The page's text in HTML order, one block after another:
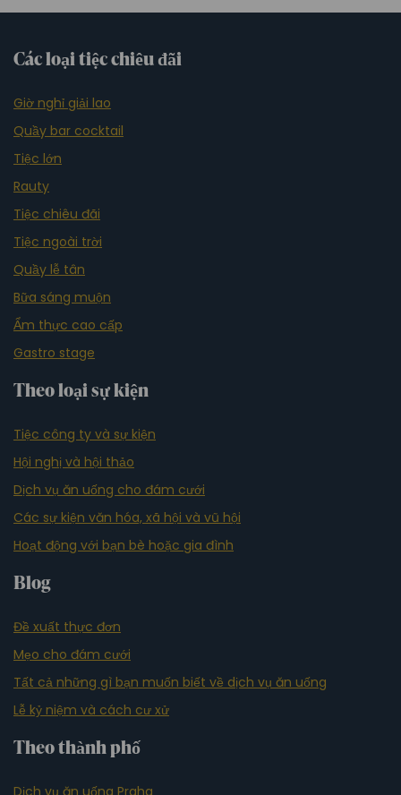
Các loại tiệc chiêu đãi
Giờ nghỉ giải lao
Quầy bar cocktail
Tiệc lớn
Rauty
Tiệc chiêu đãi
Tiệc ngoài trời
Quầy lễ tân
Bữa sáng muộn
Ẩm thực cao cấp
Gastro stage
Theo loại sự kiện
Tiệc công ty và sự kiện
Hội nghị và hội thảo
Dịch vụ ăn uống cho đám cưới
Các sự kiện văn hóa, xã hội và vũ hội
Hoạt động với bạn bè hoặc gia đình
Blog
Đề xuất thực đơn
Mẹo cho đám cưới
Tất cả những gì bạn muốn biết về dịch vụ ăn uống
Lễ kỷ niệm và cách cư xử
Theo thành phố
Dịch vụ ăn uống Praha